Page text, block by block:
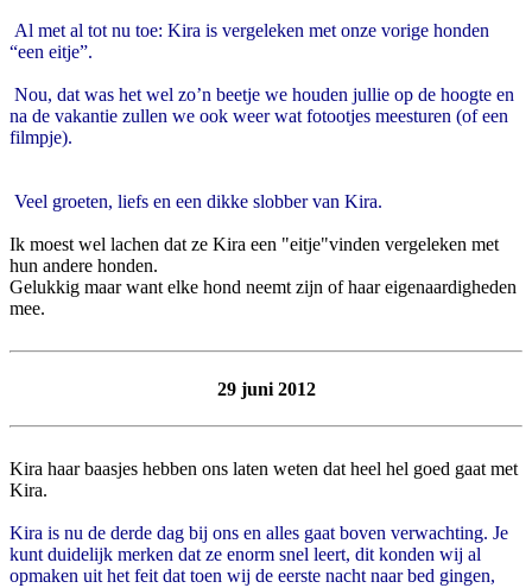
Al met al tot nu toe: Kira is vergeleken met onze vorige honden
“een eitje”.
Nou, dat was het wel zo’n beetje we houden jullie op de hoogte en
na de vakantie zullen we ook weer wat fotootjes meesturen (of een
filmpje).
Veel groeten, liefs en een dikke slobber van Kira.
Ik moest wel lachen dat ze Kira een "eitje"vinden vergeleken met
hun andere honden.
Gelukkig maar want elke hond neemt zijn of haar eigenaardigheden
mee.
29 juni 2012
Kira haar baasjes hebben ons laten weten dat heel hel goed gaat met
Kira.
Kira is nu de derde dag bij ons en alles gaat boven verwachting. Je
kunt duidelijk merken dat ze enorm snel leert, dit konden wij al
opmaken uit het feit dat toen wij de eerste nacht naar bed gingen,